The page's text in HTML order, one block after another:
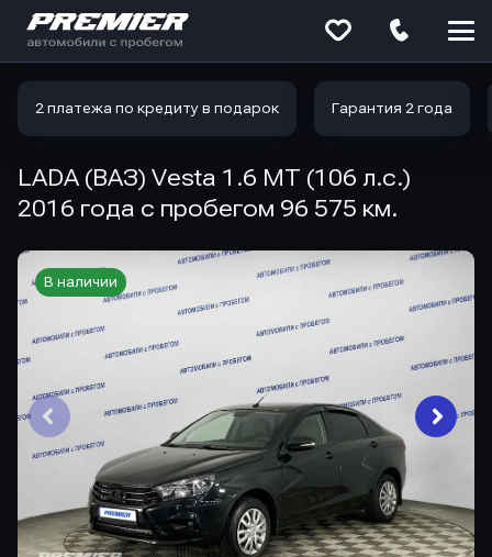
2 платежа по кредиту в подарок Гарантия 2 года
LADA (ВАЗ) Vesta 1.6 MT (106 л.с.)
2016 года с пробегом 96 575 км.
В наличии